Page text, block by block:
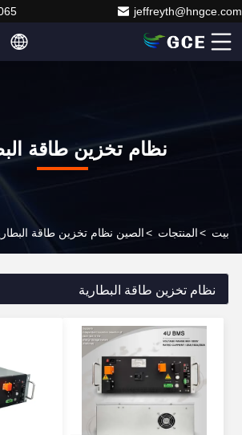
jeffreyth@hngce.com
نظام تخزين طاقة
بيت >المنتجات >الصين نظام تخزين طاقة
نظام تخزين طاقة البطارية